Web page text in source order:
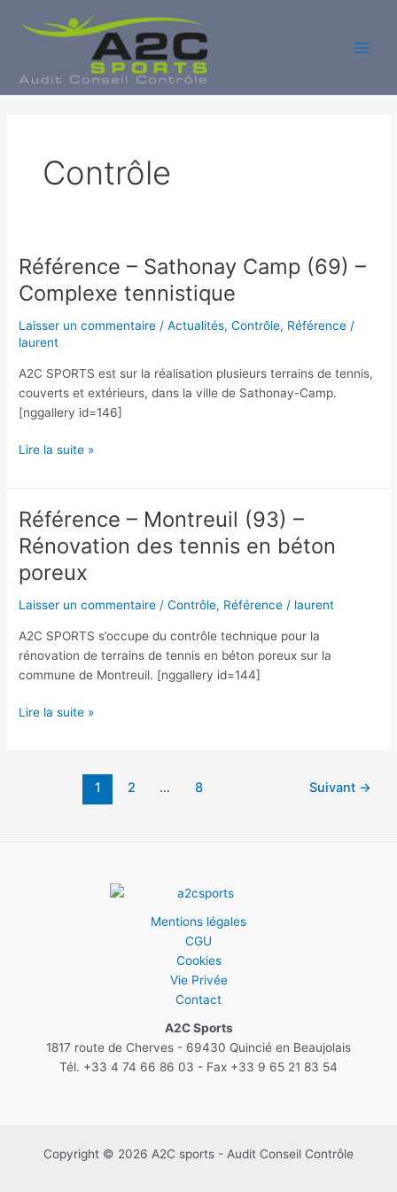
Contrôle
Référence – Sathonay Camp (69) –
Complexe tennistique
Laisser un commentaire /Actualités,Contrôle, Référence /
laurent
A2C SPORTS est sur la réalisation plusieurs terrains de tennis,
couverts et extérieurs, dans la ville de Sathonay-Camp.
[nggallery id=146]
Référence
Sathonay
Camp
(69)
–
Complexe
tennistique
Lire la suite »
Référence – Montreuil (93) –
Rénovation des tennis en béton
poreux
Laisser un commentaire /Contrôle, Référence / laurent
A2C SPORTS s’occupe du contrôle technique pour la
rénovation de terrains de tennis en béton poreux sur la
commune de Montreuil. [nggallery id=144]
Référence
Rénovation
Lire la suite »
1 2 … 8 Suivant →
Mentions légales
CGU
Cookies
Vie Privée
Contact
A2C Sports
1817 route de Cherves - 69430 Quincié en Beaujolais
Tél. +33 4 74 66 86 03 - Fax +33 9 65 21 83 54
Copyright © 2026 A2C sports - Audit Conseil Contrôle